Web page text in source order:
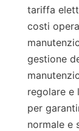
tariffa
costi
gestione
regolare e
per
normale e